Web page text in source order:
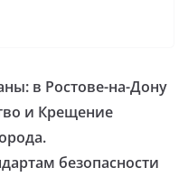
в Ростове-на-Дону
и Крещение
безопасности